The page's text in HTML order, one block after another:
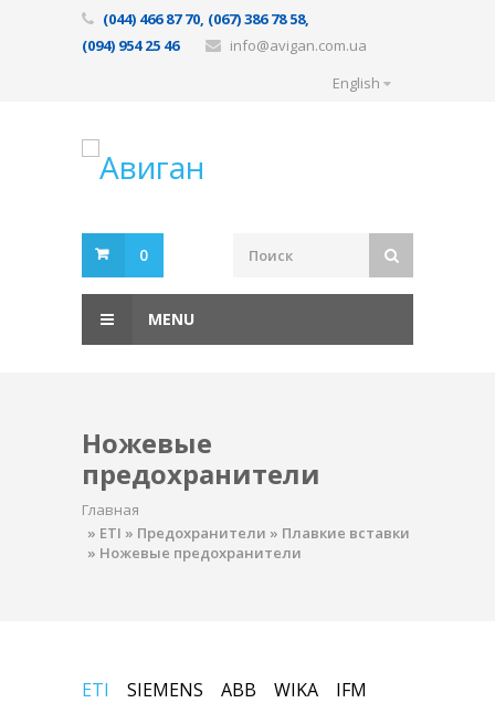
(044) 466 87 70, (067) 386 78 58,
(094) 954 25 46
info@avigan.com.ua
English
0
MENU
Ножевые
предохранители
Главная
» ETI » Предохранители » Плавкие вставки
» Ножевые предохранители
ETI SIEMENS ABB WIKA
IFM